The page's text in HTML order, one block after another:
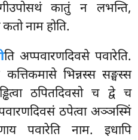
कातुं न लभन्ति,
नाम होति.
ति अप्पवारणदिवसे पवारेति.
भिन्नस्स सङ्घस्स
ठपितदिवसो च द्वे च
ठपेत्वा अञ्ञस्मिं
पवारेति नाम. इधापि